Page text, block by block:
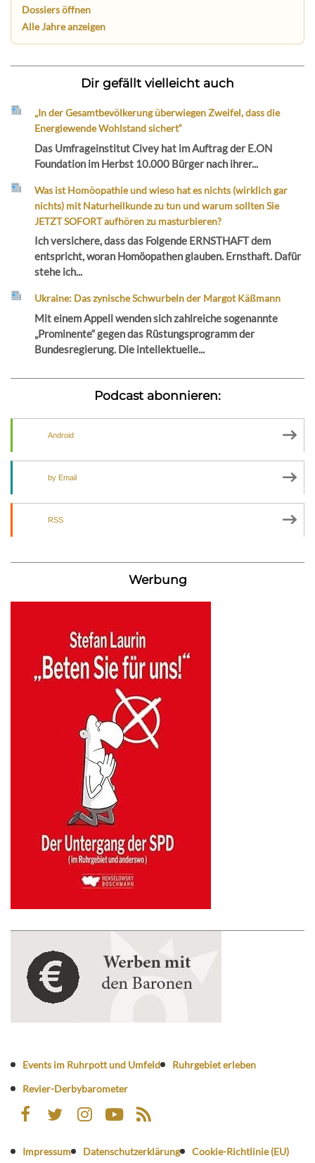
Dossiers öffnen
Alle Jahre anzeigen
Dir gefällt vielleicht auch
„In der Gesamtbevölkerung überwiegen Zweifel, dass die
Energiewende Wohlstand sichert“
Das Umfrageinstitut Civey hat im Auftrag der E.ON
Foundation im Herbst 10.000 Bürger nach ihrer...
Was ist Homöopathie und wieso hat es nichts (wirklich gar
nichts) mit Naturheilkunde zu tun und warum sollten Sie
JETZT SOFORT aufhören zu masturbieren?
Ich versichere, dass das Folgende ERNSTHAFT dem
entspricht, woran Homöopathen glauben. Ernsthaft. Dafür
stehe ich...
Ukraine: Das zynische Schwurbeln der Margot Käßmann
Mit einem Appell wenden sich zahlreiche sogenannte
„Prominente“ gegen das Rüstungsprogramm der
Bundesregierung. Die intellektuelle...
Podcast abonnieren:
Android
by Email
RSS
Werbung
Events im Ruhrpott und Umfeld
Ruhrgebiet erleben
Revier-Derbybarometer
Impressum Datenschutzerklärung Cookie-Richtlinie (EU)